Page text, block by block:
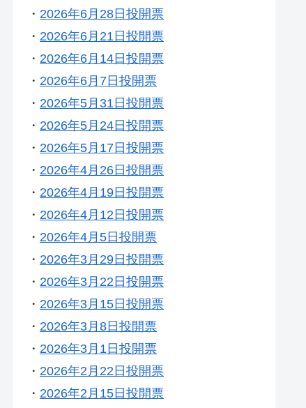
・ 2026年6月28日投開票
・ 2026年6月21日投開票
・ 2026年6月14日投開票
・ 2026年6月7日投開票
・ 2026年5月31日投開票
・ 2026年5月24日投開票
・ 2026年5月17日投開票
・ 2026年4月26日投開票
・ 2026年4月19日投開票
・ 2026年4月12日投開票
・ 2026年4月5日投開票
・ 2026年3月29日投開票
・ 2026年3月22日投開票
・ 2026年3月15日投開票
・ 2026年3月8日投開票
・ 2026年3月1日投開票
・ 2026年2月22日投開票
・ 2026年2月15日投開票